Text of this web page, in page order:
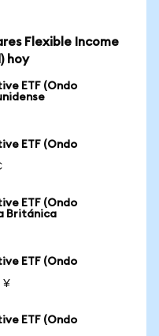
Flexible Income
hoy
ETF (Ondo
ETF (Ondo
ETF (Ondo
Británica
ETF (Ondo
¥
ETF (Ondo